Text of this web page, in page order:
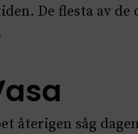
De flesta av
återigen såg